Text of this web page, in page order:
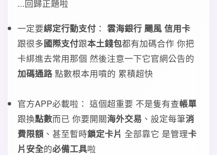
...回歸正題啦
一定要綁定行動支付 ： 雲海銀行 颺風 信用卡
跟很多國際支付跟本土錢包都有加碼合作 你把
卡綁進去常用那個 然後注意一下它官網公告的
加碼通路 點數根本用噴的 累積超快
官方APP必載啦： 這個超重要 不是隻有查帳單
跟換點數而已 你要開關海外交易 、設定每筆消
費限額 、甚至暫時鎖定卡片 全部靠它 是管理卡
片安全的必備工具啦